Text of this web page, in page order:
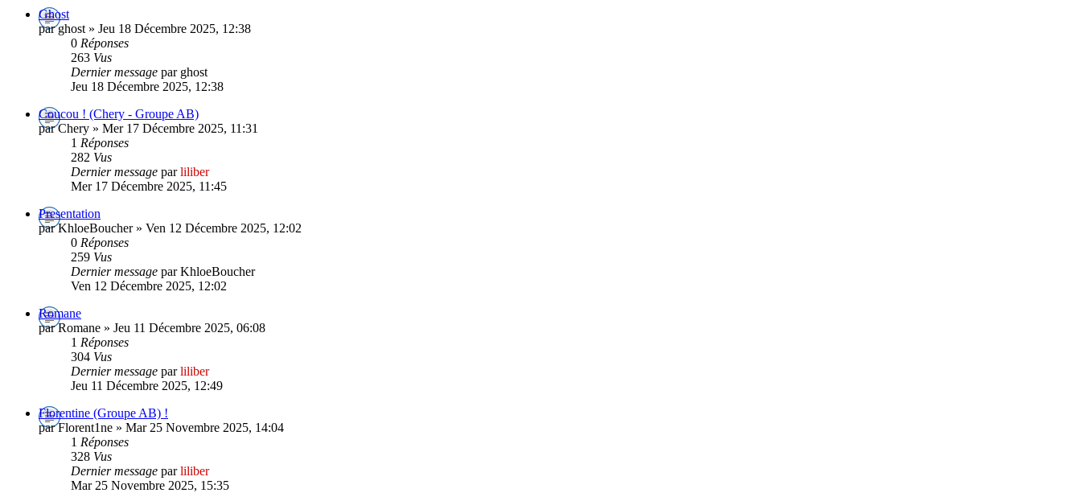
Ghost
par ghost » Jeu 18 Décembre 2025, 12:38
0 Réponses
263 Vus
Dernier message par ghost
Jeu 18 Décembre 2025, 12:38
Coucou ! (Chery - Groupe AB)
par Chery » Mer 17 Décembre 2025, 11:31
1 Réponses
282 Vus
Dernier message parliliber
Mer 17 Décembre 2025, 11:45
Presentation
par KhloeBoucher » Ven 12 Décembre 2025, 12:02
0 Réponses
259 Vus
Dernier message par KhloeBoucher
Ven 12 Décembre 2025, 12:02
Romane
par Romane » Jeu 11 Décembre 2025, 06:08
1 Réponses
304 Vus
Dernier message parliliber
Jeu 11 Décembre 2025, 12:49
Florentine (Groupe AB) !
par Florent1ne » Mar 25 Novembre 2025, 14:04
1 Réponses
328 Vus
Dernier message parliliber
Mar 25 Novembre 2025, 15:35